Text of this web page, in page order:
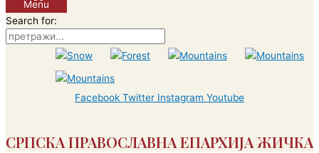
Menu
Search for:
Facebook Twitter Instagram Youtube
СРПСКА ПРАВОСЛАВНА ЕПАРХИЈА ЖИЧКА